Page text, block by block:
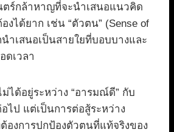
ร์กล้าหาญที่จะนำเสนอแนวคิด
งได้ยาก เช่น “ตัวตน” (Sense of
นำเสนอเป็นสายใยที่บอบบางและ
ดเวลา
ได้อยู่ระหว่าง “อารมณ์ดี” กับ
ไป แต่เป็นการต่อสู้ระหว่าง
องการปกป้องตัวตนที่แท้จริงของ